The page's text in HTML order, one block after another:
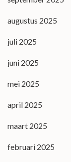
augustus 2025
juli 2025
juni 2025
mei 2025
april 2025
maart 2025
februari 2025